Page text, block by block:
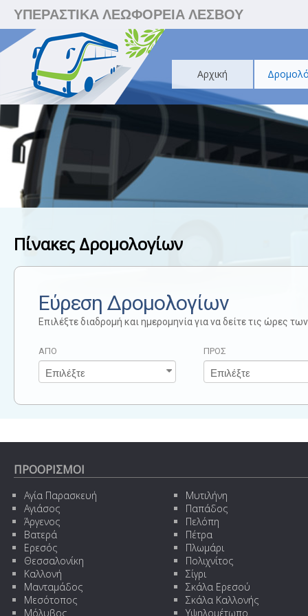
ΥΠΕΡΑΣΤΙΚΑ ΛΕΩΦΟΡΕΙΑ ΛΕΣΒΟΥ
Αρχική
Πίνακες Δρομολογίων
Εύρεση Δρομολογίων
Επιλέξτε διαδρομή και ημερομηνία για να δείτε τις ώρες
ΑΠΟ ΠΡΟΣ
ΠΡΟΟΡΙΣΜΟΙ
Αγία Παρασκευή
Αγιάσος
Άργενος
Βατερά
Ερεσός
Θεσσαλονίκη
Καλλονή
Μανταμάδος
Μεσότοπος
Μόλυβος
Μυτιλήνη
Παπάδος
Πελόπη
Πέτρα
Πλωμάρι
Πολιχνίτος
Σίγρι
Σκάλα Ερεσού
Σκάλα Καλλονής
Υψηλομέτωπο